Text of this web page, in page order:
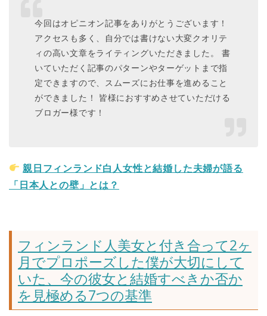
今回はオピニオン記事をありがとうございます！
アクセスも多く、自分では書けない大変クオリテ
ィの高い文章をライティングいただきました。 書
いていただく記事のパターンやターゲットまで指
定できますので、スムーズにお仕事を進めること
ができました！ 皆様におすすめさせていただける
ブロガー様です！
親日フィンランド白人女性と結婚した夫婦が語る
「日本人との壁」とは？
フィンランド人美女と付き合って2ヶ
月でプロポーズした僕が大切にして
いた、今の彼女と結婚すべきか否か
を見極める7つの基準